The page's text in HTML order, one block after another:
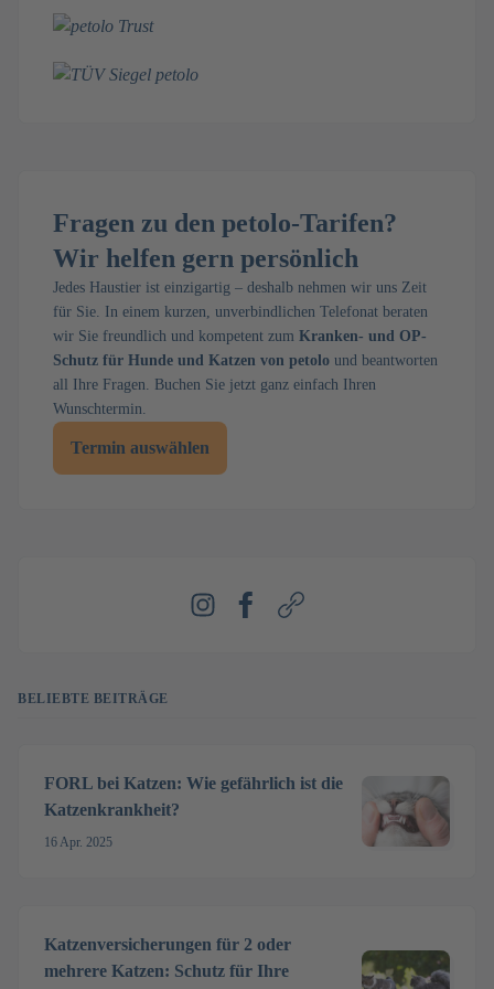
Fragen zu den petolo-Tarifen?
Wir helfen gern persönlich
Jedes Haustier ist einzigartig – deshalb nehmen wir uns Zeit
für Sie. In einem kurzen, unverbindlichen Telefonat beraten
wir Sie freundlich und kompetent zum Kranken- und OP-
Schutz für Hunde und Katzen von petolo und beantworten
all Ihre Fragen. Buchen Sie jetzt ganz einfach Ihren
Wunschtermin.
Termin auswählen
BELIEBTE BEITRÄGE
FORL bei Katzen: Wie gefährlich ist die
Katzenkrankheit?
16 Apr. 2025
Katzenversicherungen für 2 oder
mehrere Katzen: Schutz für Ihre